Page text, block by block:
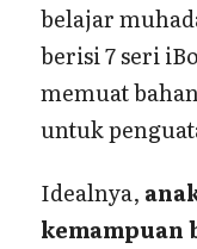
belajar
berisi 7 seri
memuat
untuk
Idealnya,
kemampuan